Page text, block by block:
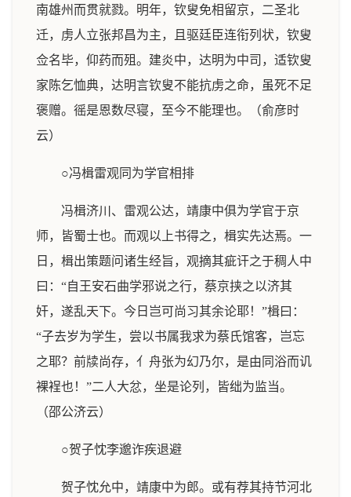
南雄州而贯就戮。明年，钦叟免相留京，二圣北
迁，虏人立张邦昌为主，且驱廷臣连衔列状，钦叟
佥名毕，仰药而殂。建炎中，达明为中司，适钦叟
家陈乞恤典，达明言钦叟不能抗虏之命，虽死不足
褒赠。徭是恩数尽寝，至今不能理也。（俞彦时
云）
○冯楫雷观同为学官相排
冯楫济川、雷观公达，靖康中俱为学官于京
师，皆蜀士也。而观以上书得之，楫实先达焉。一
日，楫出策题问诸生经旨，观摘其疵讦之于稠人中
曰：“自王安石曲学邪说之行，蔡京挟之以济其
奸，遂乱天下。今日岂可尚习其余论耶！”楫曰：
“子去岁为学生，尝以书属我求为蔡氏馆客，岂忘
之耶？前牍尚存，亻舟张为幻乃尔，是由同浴而讥
裸裎也！”二人大忿，坐是论列，皆绌为监当。
（邵公济云）
○贺子忱李邈诈疾退避
贺子忱允中，靖康中为郎。或有荐其持节河北